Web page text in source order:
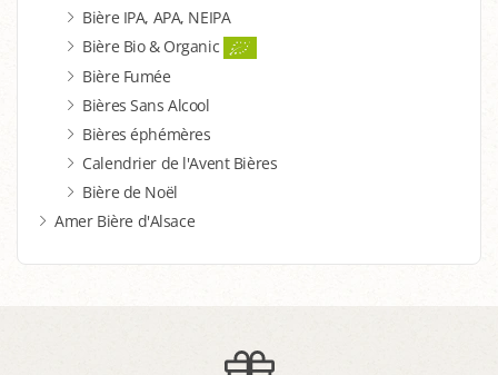
Bière IPA, APA, NEIPA
Bière Bio & Organic
Bière Fumée
Bières Sans Alcool
Bières éphémères
Calendrier de l'Avent Bières
Bière de Noël
Amer Bière d'Alsace